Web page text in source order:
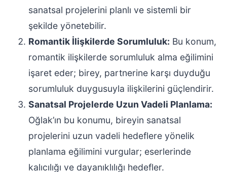
sanatsal projelerini planlı ve sistemli bir
şekilde yönetebilir.
Romantik İlişkilerde Sorumluluk: Bu konum,
romantik ilişkilerde sorumluluk alma eğilimini
işaret eder; birey, partnerine karşı duyduğu
sorumluluk duygusuyla ilişkilerini güçlendirir.
Sanatsal Projelerde Uzun Vadeli Planlama:
Oğlak’ın bu konumu, bireyin sanatsal
projelerini uzun vadeli hedeflere yönelik
planlama eğilimini vurgular; eserlerinde
kalıcılığı ve dayanıklılığı hedefler.